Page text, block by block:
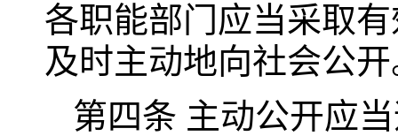
各职能部门应当采取
及时主动地向社会公
第四条 主动公开应